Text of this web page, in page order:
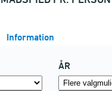
Information
ÅR